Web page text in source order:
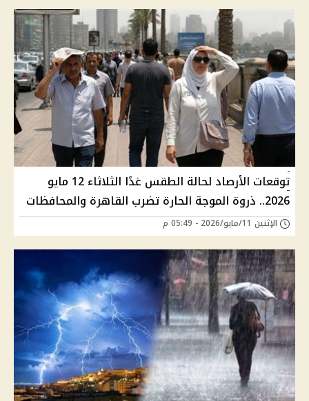
توقعات الأرصاد لحالة الطقس غدًا الثلاثاء 12 مايو
2026.. ذروة الموجة الحارة تضرب القاهرة والمحافظات
الإثنين 11/مايو/2026 - 05:49 م